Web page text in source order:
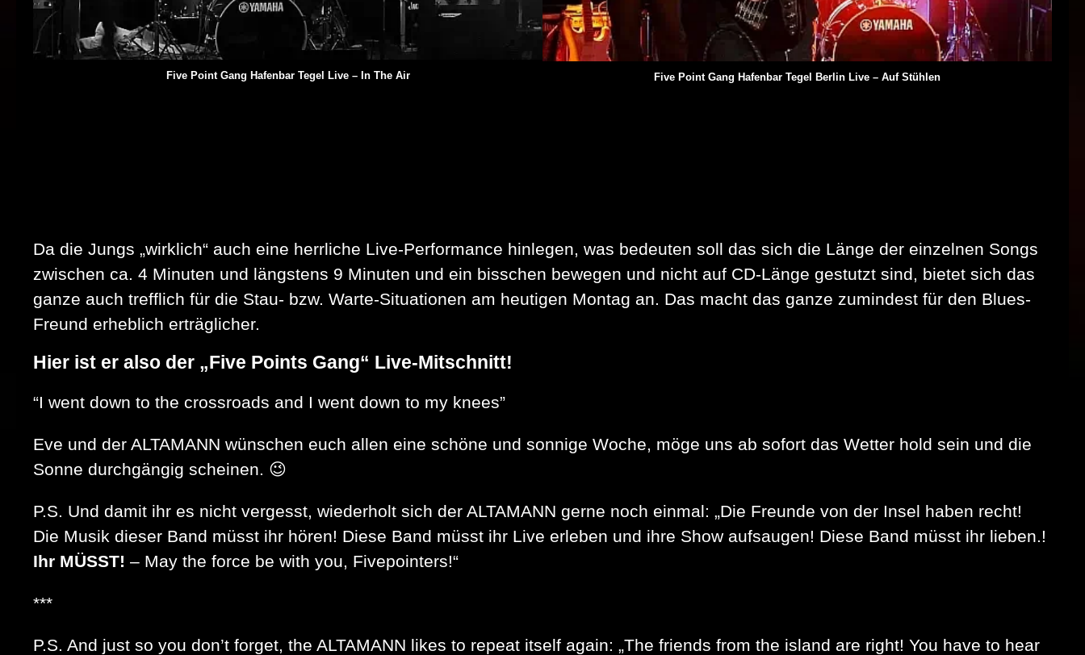
Five Point Gang Hafenbar Tegel Live – In The Air Five Point Gang Hafenbar Tegel Berlin Live – Auf Stühlen
Da die Jungs „wirklich“ auch eine herrliche Live-Performance hinlegen, was bedeuten soll das sich die Länge der einzelnen Songs
zwischen ca. 4 Minuten und längstens 9 Minuten und ein bisschen bewegen und nicht auf CD-Länge gestutzt sind, bietet sich das
ganze auch trefflich für die Stau- bzw. Warte-Situationen am heutigen Montag an. Das macht das ganze zumindest für den Blues-
Freund erheblich erträglicher.
Hier ist er also der „Five Points Gang“ Live-Mitschnitt!
“I went down to the crossroads and I went down to my knees”
Eve und der ALTAMANN wünschen euch allen eine schöne und sonnige Woche, möge uns ab sofort das Wetter hold sein und die
Sonne durchgängig scheinen. 😉
P.S. Und damit ihr es nicht vergesst, wiederholt sich der ALTAMANN gerne noch einmal: „Die Freunde von der Insel haben recht!
Die Musik dieser Band müsst ihr hören! Diese Band müsst ihr Live erleben und ihre Show aufsaugen! Diese Band müsst ihr lieben.!
Ihr MÜSST! – May the force be with you, Fivepointers!“
***
P.S. And just so you don’t forget, the ALTAMANN likes to repeat itself again: „The friends from the island are right! You have to hear